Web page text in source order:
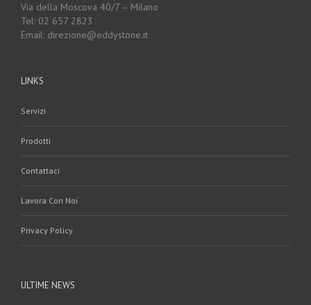
Via della Moscova 40/7 – Milano
Tel: 02 657 2823
Email: direzione@eddystone.it
LINKS
Servizi
Prodotti
Contattaci
Lavora Con Noi
Privacy Policy
ULTIME NEWS